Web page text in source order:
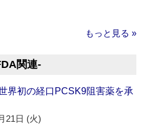
もっと見る »
関連‐
界初の経口PCSK9阻害薬を承
21日 (火)